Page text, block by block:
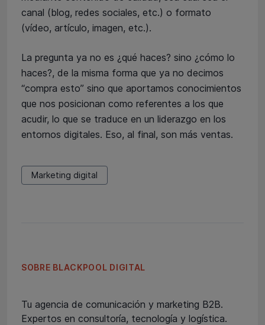
canal (blog, redes sociales, etc.) o formato
(vídeo, artículo, imagen, etc.).
La pregunta ya no es ¿qué haces? sino ¿cómo lo
haces?, de la misma forma que ya no decimos
“compra esto” sino que aportamos conocimientos
que nos posicionan como referentes a los que
acudir, lo que se traduce en un liderazgo en los
entornos digitales. Eso, al final, son más ventas.
Marketing digital
SOBRE BLACKPOOL DIGITAL
Tu agencia de comunicación y marketing B2B.
Expertos en consultoría, tecnología y logística.